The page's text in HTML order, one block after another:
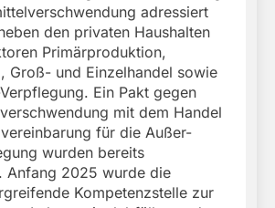
adressiert
den privaten Haushalten
Primärproduktion,
Groß- und Einzelhandel sowie
Ein Pakt gegen
mit dem Handel
für die Außer-
wurden bereits
Anfang 2025 wurde die
Kompetenzstelle zur